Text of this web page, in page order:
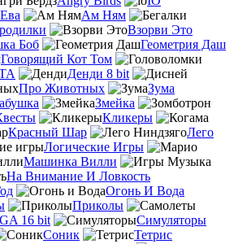
Ам Ням
Взорви Это
Боб
Геометрия Даш
Говорящий Кот Том
Денди 8 bit
Про Животных
Зума
Змейка
Кликеры
Красный Шар
Лего
Логические Игры
Машинка Вилли
На Внимание И Ловкость
Огонь И Вода
Приколы
16 bit
Симуляторы
Соник
Тетрис